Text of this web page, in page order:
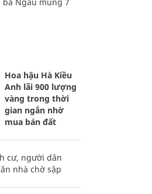
Hoa hậu Hà Kiều
Anh lãi 900 lượng
vàng trong thời
gian ngắn nhờ
mua bán đất
cư, người dân
nhà chờ sập